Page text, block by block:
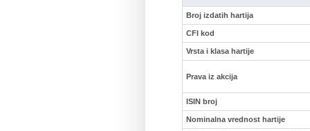
Broj izdatih hartija
CFI kod
Vrsta i klasa hartije
Prava iz akcija
ISIN broj
Nominalna vrednost hartije